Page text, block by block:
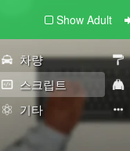
Show Adult
차량
스크립트
기타